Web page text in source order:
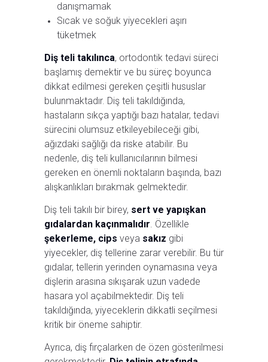
danışmamak
Sıcak ve soğuk yiyecekleri aşırı
tüketmek
Diş teli takılınca, ortodontik tedavi süreci
başlamış demektir ve bu süreç boyunca
dikkat edilmesi gereken çeşitli hususlar
bulunmaktadır. Diş teli takıldığında,
hastaların sıkça yaptığı bazı hatalar, tedavi
sürecini olumsuz etkileyebileceği gibi,
ağızdaki sağlığı da riske atabilir. Bu
nedenle, diş teli kullanıcılarının bilmesi
gereken en önemli noktaların başında, bazı
alışkanlıkları bırakmak gelmektedir.
Diş teli takılı bir birey, sert ve yapışkan
gıdalardan kaçınmalıdır. Özellikle
şekerleme, cips veya sakız gibi
yiyecekler, diş tellerine zarar verebilir. Bu tür
gıdalar, tellerin yerinden oynamasına veya
dişlerin arasına sıkışarak uzun vadede
hasara yol açabilmektedir. Diş teli
takıldığında, yiyeceklerin dikkatli seçilmesi
kritik bir öneme sahiptir.
Ayrıca, diş fırçalarken de özen gösterilmesi